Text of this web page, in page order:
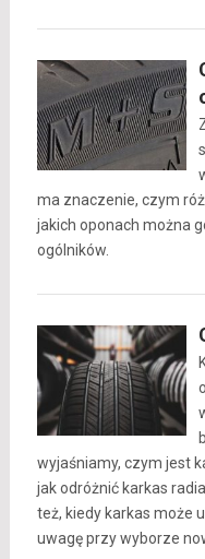
ma znaczenie, czym
jakich oponach można
ogólników.
wyjaśniamy, czym jest
jak odróżnić karkas
też, kiedy karkas może
uwagę przy wyborze